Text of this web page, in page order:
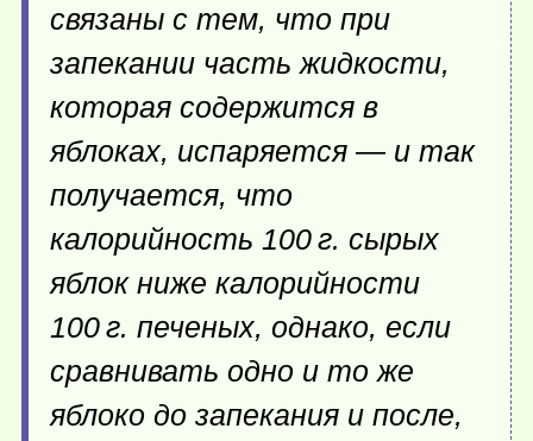
связаны с тем, что при
запекании часть жидкости,
которая содержится в
яблоках, испаряется — и так
получается, что
калорийность 100 г. сырых
яблок ниже калорийности
100 г. печеных, однако, если
сравнивать одно и то же
яблоко до запекания и после,